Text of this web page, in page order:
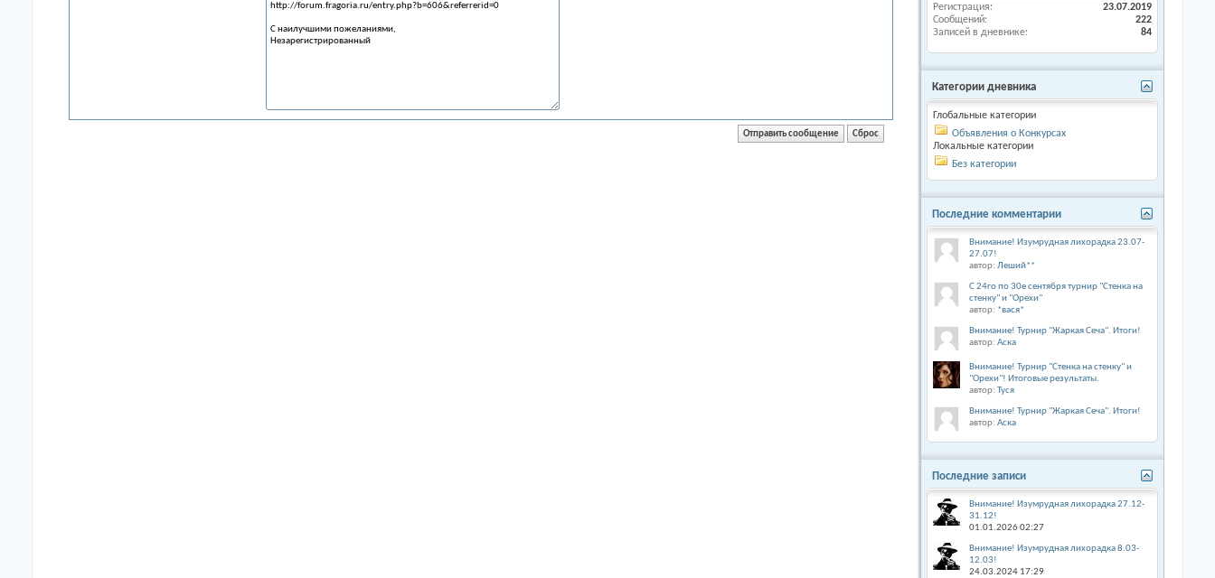
Регистрация
23.07.2019
Сообщений
222
Записей в дневнике
84
Категории дневника
Глобальные категории
Объявления о Конкурсах
Локальные категории
Без категории
Последние комментарии
Внимание! Изумрудная лихорадка 23.07-
27.07!
автор: Леший**
С 24го по 30е сентября турнир "Стенка на
стенку" и "Орехи"
автор: *вася*
Внимание! Турнир "Жаркая Сеча". Итоги!
автор: Аска
Внимание! Турнир "Стенка на стенку" и
"Орехи"! Итоговые результаты.
автор: Туся
Внимание! Турнир "Жаркая Сеча". Итоги!
автор: Аска
Последние записи
Внимание! Изумрудная лихорадка 27.12-
31.12!
01.01.202602:27
Внимание! Изумрудная лихорадка 8.03-
12.03!
24.03.2024 17:29